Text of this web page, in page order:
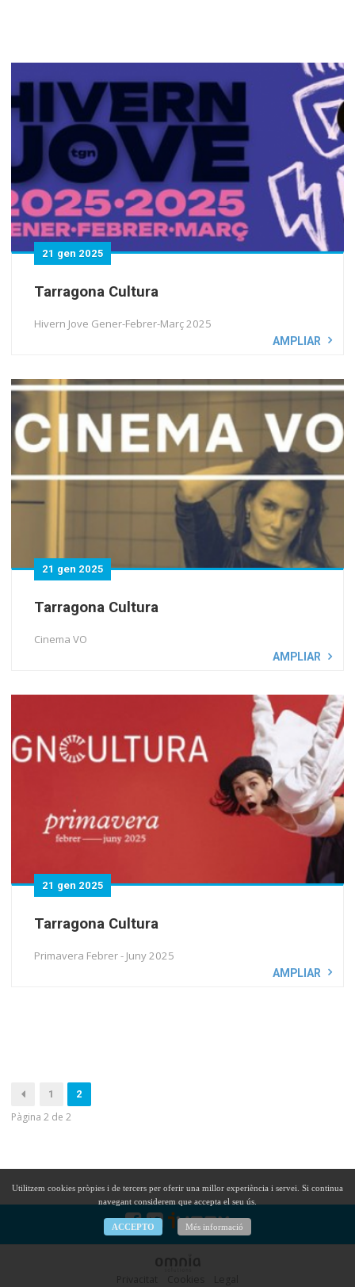
21 gen 2025
Tarragona Cultura
Hivern Jove Gener-Febrer-Març 2025
AMPLIAR
21 gen 2025
Tarragona Cultura
Cinema VO
AMPLIAR
21 gen 2025
Tarragona Cultura
Primavera Febrer - Juny 2025
AMPLIAR
1 2
Pàgina 2 de 2
Utilitzem cookies pròpies i de tercers per oferir una millor experiència i servei. Si continua
navegant considerem que accepta el seu ús.
ACCEPTO Més informació